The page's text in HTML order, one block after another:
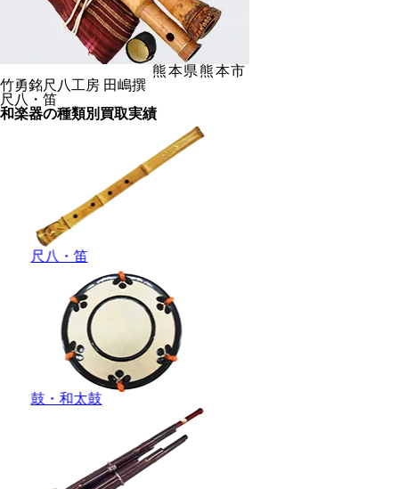
熊本県熊本市
竹勇銘尺八工房 田嶋撰
尺八・笛
和楽器の種類別買取実績
尺八・笛
鼓・和太鼓